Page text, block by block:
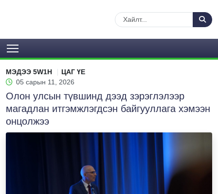
МЭДЭЭ 5W1H
ЦАГ ҮЕ
05 сарын 11, 2026
Олон улсын түвшинд дээд зэрэглэлээр
магадлан итгэмжлэгдсэн байгууллага хэмээн
онцолжээ